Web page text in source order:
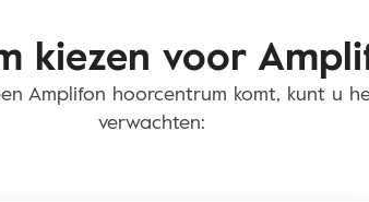
kiezen voor
Amplifon hoorcentrum komt, kunt u
verwachten: